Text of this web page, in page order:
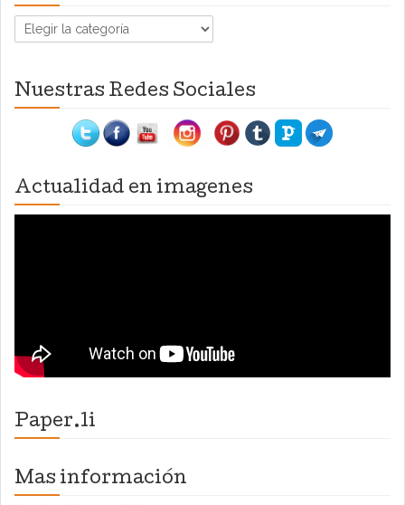
Categorías
Nuestras Redes Sociales
Actualidad en imagenes
Paper.li
Mas información